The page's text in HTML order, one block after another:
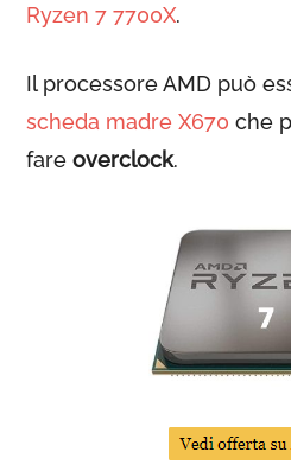
Ryzen 7 7700X.
Il processore AMD può
scheda madre X670 che
fareoverclock.